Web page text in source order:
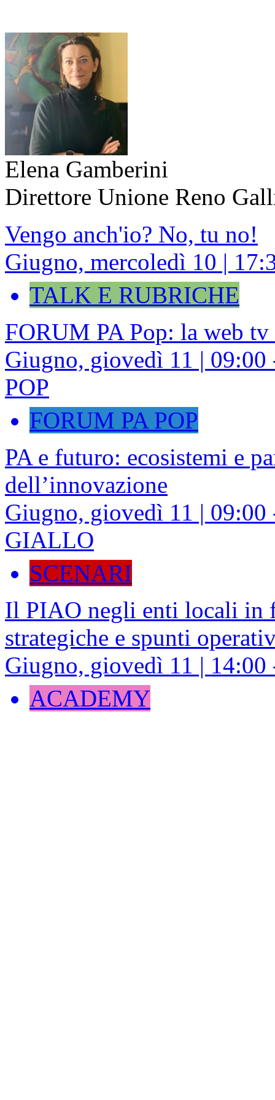
Elena Gamberini
Direttore Unione Reno
Vengo anch'io? No, tu no!
Giugno, mercoledì 10 |
TALK E RUBRICHE
FORUM PA Pop: la web
Giugno, giovedì 11 |
POP
FORUM PA POP
PA e futuro: ecosistemi e
dell’innovazione
Giugno, giovedì 11 |
GIALLO
SCENARI
Il PIAO negli enti locali in
strategiche e spunti
Giugno, giovedì 11 | 14:00
ACADEMY